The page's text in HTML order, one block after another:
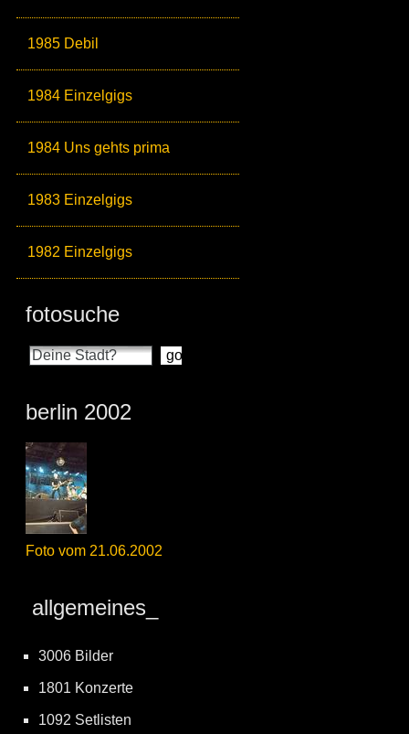
1985 Debil
1984 Einzelgigs
1984 Uns gehts prima
1983 Einzelgigs
1982 Einzelgigs
fotosuche
berlin 2002
Foto vom 21.06.2002
allgemeines_
3006 Bilder
1801 Konzerte
1092 Setlisten